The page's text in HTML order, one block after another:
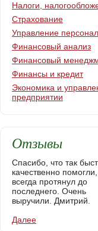
Налоги,
Страхование
Управление
Финансовый анализ
Финансовый
Финансы и кредит
Экономика и
предприятии
Отзывы
Спасибо, что так
качественно помогли,
всегда протянул до
последнего. Очень
выручили. Дмитрий.
Далее